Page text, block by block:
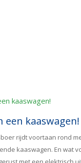
een kaaswagen!
rijdt voortaan rond
kaaswagen. En wat